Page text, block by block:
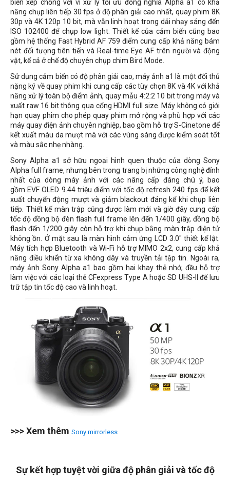
biến xếp chồng với vi xử lý tối ưu đồng nghĩa Alpha a1 có khả
năng chụp liên tiếp 30 fps ở độ phân giải cao nhất, quay phim 8K
30p và 4K 120p 10 bit, mà vẫn linh hoạt trong dải nhạy sáng đến
ISO 102400 để chụp low light. Thiết kế của cảm biến cũng bao
gồm hệ thống Fast Hybrid AF 759 điểm cung cấp khả năng bám
nét đối tượng tiên tiến và Real-time Eye AF trên người và động
vật, kể cả ở chế độ chuyên chụp chim Bird Mode.
Sử dụng cảm biến có độ phân giải cao, máy ảnh a1 là một đối thủ
nặng ký về quay phim khi cung cấp các tùy chọn 8K và 4K với khả
năng xử lý toàn bộ điểm ảnh, quay mẫu 4:2:2 10 bit trong máy và
xuất raw 16 bit thông qua cổng HDMI full size. Máy không có giới
hạn quay phim cho phép quay phim mở rộng và phù hợp với các
máy quay điện ảnh chuyên nghiệp, bao gồm hỗ trợ S-Cinetone để
kết xuất màu da mượt mà với các vùng sáng được kiểm soát tốt
và màu sắc nhẹ nhàng.
Sony Alpha a1 sở hữu ngoại hình quen thuộc của dòng Sony
Alpha full frame, nhưng bên trong trang bị những công nghệ đỉnh
nhất của dòng máy ảnh với các nâng cấp đáng chú ý, bao
gồm EVF OLED 9.44 triệu điểm với tốc độ refresh 240 fps để kết
xuất chuyển động mượt và giảm blackout đáng kể khi chụp liên
tiếp. Thiết kế màn trập cũng được làm mới và giờ đây cung cấp
tốc độ đồng bộ đèn flash full frame lên đến 1/400 giây, đồng bộ
flash đến 1/200 giây còn hỗ trợ khi chụp bằng màn trập điện tử
không ồn. Ở mặt sau là màn hình cảm ứng LCD 3.0" thiết kế lật.
Máy tích hợp Bluetooth và Wi-Fi hỗ trợ MIMO 2x2, cung cấp khả
năng điều khiển từ xa không dây và truyền tải tập tin. Ngoài ra,
máy ảnh Sony Alpha a1 bao gồm hai khay thẻ nhớ, đều hỗ trợ
làm việc với các loại thẻ CFexpress Type A hoặc SD UHS-II để lưu
trữ tập tin tốc độ cao và linh hoạt.
>>> Xem thêm Sony mirrorless
Sự kết hợp tuyệt vời giữa độ phân giải và tốc độ